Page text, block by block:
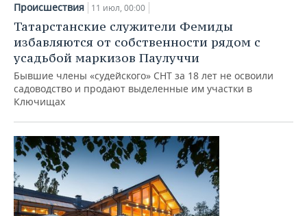
Происшествия 11 июл, 00:00
Татарстанские служители Фемиды
избавляются от собственности рядом с
усадьбой маркизов Паулуччи
Бывшие члены «судейского» СНТ за 18 лет не освоили
садоводство и продают выделенные им участки в
Ключищах